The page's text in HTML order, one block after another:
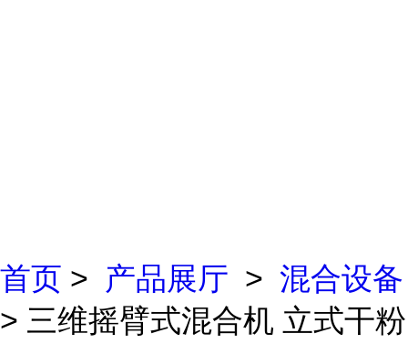
首页 > 产品展厅 > 混合设备
> 三维摇臂式混合机 立式干粉